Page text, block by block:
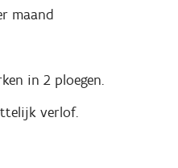
maand
in 2 ploegen.
verlof.